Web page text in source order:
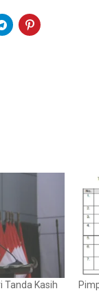
Tanda Kasih